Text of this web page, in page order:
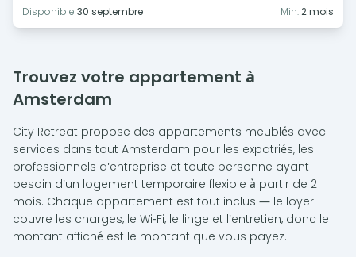
Disponible 30 septembre Min.2 mois
Trouvez votre appartement à
Amsterdam
City Retreat propose des appartements meublés avec
services dans tout Amsterdam pour les expatriés, les
professionnels d'entreprise et toute personne ayant
besoin d'un logement temporaire flexible à partir de 2
mois. Chaque appartement est tout inclus — le loyer
couvre les charges, le Wi-Fi, le linge et l'entretien, donc le
montant affiché est le montant que vous payez.